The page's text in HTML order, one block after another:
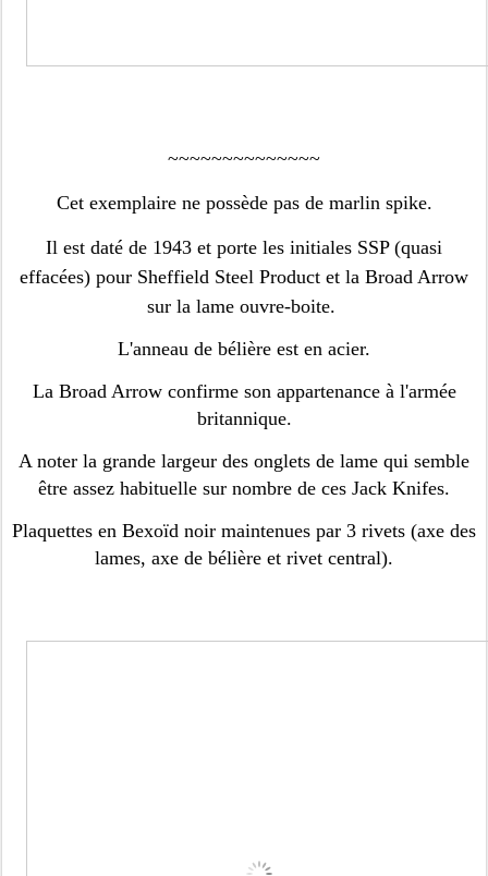
~~~~~~~~~~~~~~
Cet exemplaire ne possède pas de marlin spike.
Il est daté de 1943 et porte les initiales SSP (quasi
effacées) pour Sheffield Steel Product et la Broad Arrow
sur la lame ouvre-boite.
L'anneau de bélière est en acier.
La Broad Arrow confirme son appartenance à l'armée
britannique.
A noter la grande largeur des onglets de lame qui semble
être assez habituelle sur nombre de ces Jack Knifes.
Plaquettes en Bexoïd noir maintenues par 3 rivets (axe des
lames, axe de bélière et rivet central).